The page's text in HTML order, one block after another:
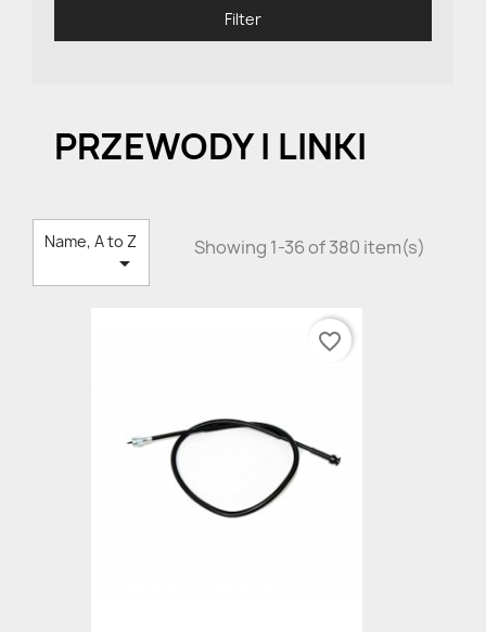
Filter
PRZEWODY I LINKI
Name, A to Z

Showing 1-36 of 380 item(s)
favorite_border